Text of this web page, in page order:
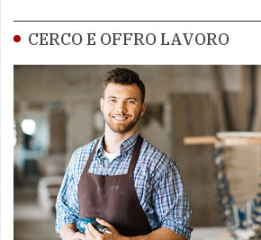
CERCO E OFFRO LAVORO